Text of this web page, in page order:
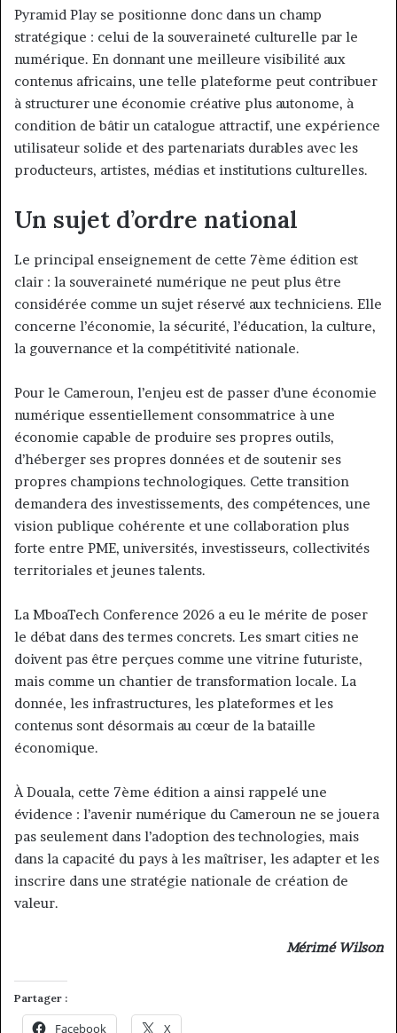
Pyramid Play se positionne donc dans un champ
stratégique : celui de la souveraineté culturelle par le
numérique. En donnant une meilleure visibilité aux
contenus africains, une telle plateforme peut contribuer
à structurer une économie créative plus autonome, à
condition de bâtir un catalogue attractif, une expérience
utilisateur solide et des partenariats durables avec les
producteurs, artistes, médias et institutions culturelles.
Un sujet d’ordre national
Le principal enseignement de cette 7ème édition est
clair : la souveraineté numérique ne peut plus être
considérée comme un sujet réservé aux techniciens. Elle
concerne l’économie, la sécurité, l’éducation, la culture,
la gouvernance et la compétitivité nationale.
Pour le Cameroun, l’enjeu est de passer d’une économie
numérique essentiellement consommatrice à une
économie capable de produire ses propres outils,
d’héberger ses propres données et de soutenir ses
propres champions technologiques. Cette transition
demandera des investissements, des compétences, une
vision publique cohérente et une collaboration plus
forte entre PME, universités, investisseurs, collectivités
territoriales et jeunes talents.
La MboaTech Conference 2026 a eu le mérite de poser
le débat dans des termes concrets. Les smart cities ne
doivent pas être perçues comme une vitrine futuriste,
mais comme un chantier de transformation locale. La
donnée, les infrastructures, les plateformes et les
contenus sont désormais au cœur de la bataille
économique.
À Douala, cette 7ème édition a ainsi rappelé une
évidence : l’avenir numérique du Cameroun ne se jouera
pas seulement dans l’adoption des technologies, mais
dans la capacité du pays à les maîtriser, les adapter et les
inscrire dans une stratégie nationale de création de
valeur.
Mérimé Wilson
Partager :
Facebook X